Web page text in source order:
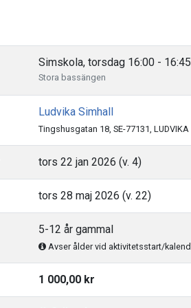
Simskola, torsdag 16:00 - 16:45
Stora bassängen
Ludvika Simhall
Tingshusgatan 18, SE-77131, LUDVIKA
tors 22 jan 2026 (v. 4)
tors 28 maj 2026 (v. 22)
5-12 år gammal
Avser ålder vid aktivitetsstart/
1 000,00 kr